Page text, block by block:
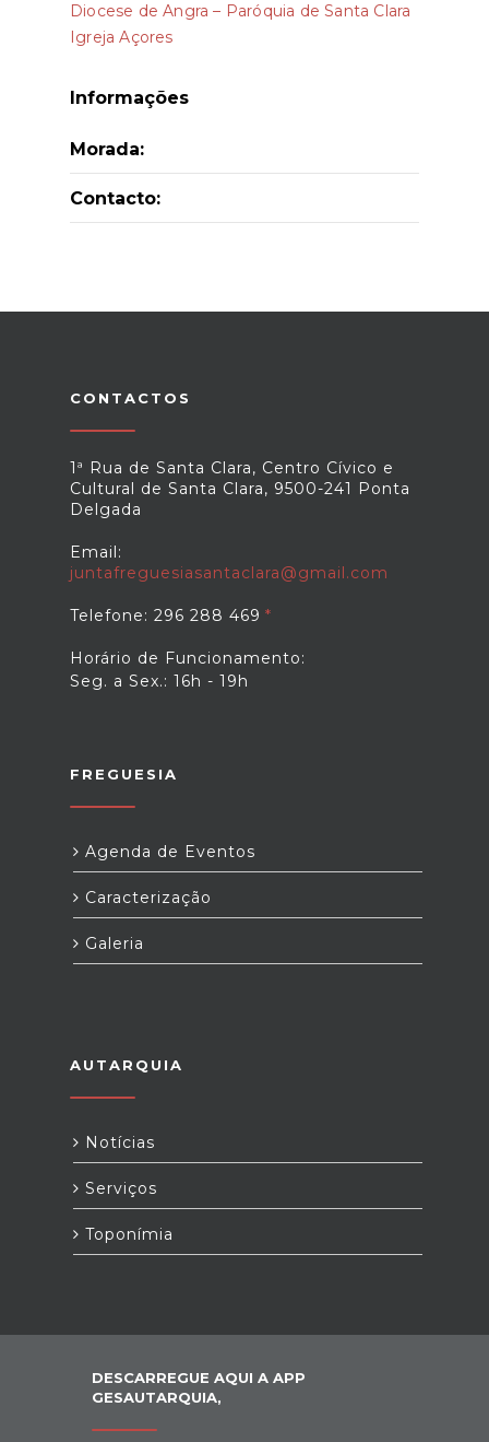
Diocese de Angra – Paróquia de Santa Clara
Igreja Açores
Informações
Morada:
Contacto:
CONTACTOS
1ª Rua de Santa Clara, Centro Cívico e
Cultural de Santa Clara, 9500-241 Ponta
Delgada
Email:
juntafreguesiasantaclara@gmail.com
Telefone: 296 288 469
Horário de Funcionamento:
Seg. a Sex.: 16h - 19h
FREGUESIA
Agenda de Eventos
Caracterização
Galeria
AUTARQUIA
Notícias
Serviços
Toponímia
DESCARREGUE AQUI A APP
GESAUTARQUIA,